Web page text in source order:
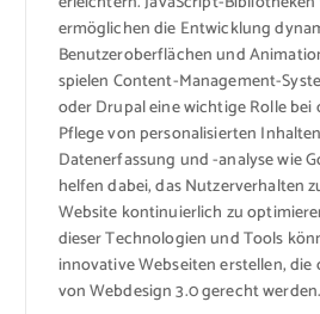
ermöglichen die Entwicklung
Benutzeroberflächen und
spielen Content-Management-
oder Drupal eine wichtige Rolle
Pflege von personalisierten
Datenerfassung und -analyse wie
helfen dabei, das Nutzerverhalten
Website kontinuierlich zu
dieser Technologien und Tools
innovative Webseiten erstellen,
von Webdesign 3.0 gerecht werden.